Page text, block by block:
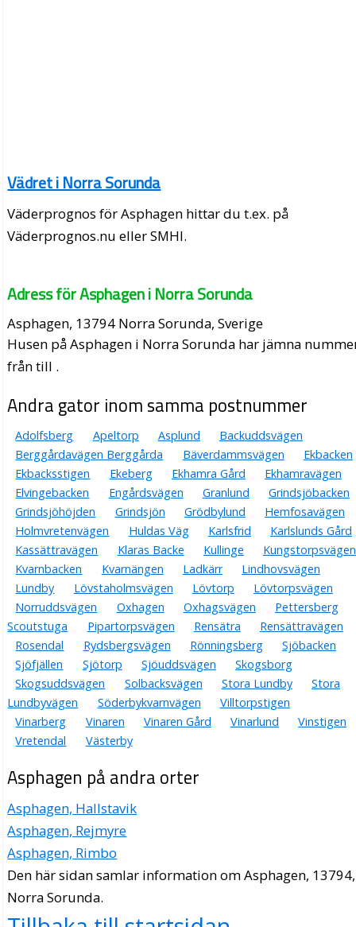
Vädret i Norra Sorunda
Väderprognos för Asphagen hittar du t.ex. på
Väderprognos.nu eller SMHI.
Adress för Asphagen i Norra Sorunda
Asphagen, 13794 Norra Sorunda, Sverige
Husen på Asphagen i Norra Sorunda har jämna
från till .
Andra gator inom samma postnummer
Adolfsberg Apeltorp Asplund
Backuddsvägen
Berggårdavägen Berggårda
Bäverdammsvägen
Ekbacken
Ekbacksstigen
Ekeberg Ekhamra Gård
Ekhamravägen
Elvingebacken
Engårdsvägen Granlund
Grindsjöbacken
Grindsjöhöjden
Grindsjön Grödbylund
Hemfosavägen
Holmvretenvägen
Huldas Väg Karlsfrid
Karlslunds Gård
Kassättravägen
Klaras Backe Kullinge
Kungstorpsvägen
Kvarnbacken
Kvarnängen Ladkärr
Lindhovsvägen
Lundby
Lövstaholmsvägen Lövtorp
Lövtorpsvägen
Norruddsvägen
Oxhagen Oxhagsvägen
Pettersberg
Scoutstuga
Pipartorpsvägen Rensätra
Rensättravägen
Rosendal
Rydsbergsvägen Rönningsberg
Sjöbacken
Sjöfjällen
Sjötorp Sjöuddsvägen
Skogsborg
Skogsuddsvägen
Solbacksvägen Stora Lundby
Stora
Lundbyvägen
Söderbykvarnvägen
Villtorpstigen
Vinarberg
Vinaren Vinaren Gård Vinarlund
Vinstigen
Vretendal
Västerby
Asphagen på andra orter
Asphagen, Hallstavik
Asphagen, Rejmyre
Asphagen, Rimbo
Den här sidan samlar information om Asphagen, 13794,
Norra Sorunda.